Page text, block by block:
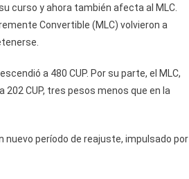
curso y ahora también afecta al MLC.
Convertible (MLC) volvieron a
a 480 CUP. Por su parte, el MLC,
CUP, tres pesos menos que en la
período de reajuste, impulsado por